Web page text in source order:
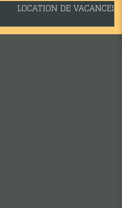
LOCATION DE VACANCES